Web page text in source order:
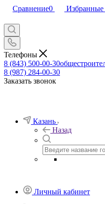
Сравнение0 Избранные
Телефоны
8 (843) 500-00-30
8 (987) 284-00-30
Заказать звонок
Казань
Назад
Личный кабинет